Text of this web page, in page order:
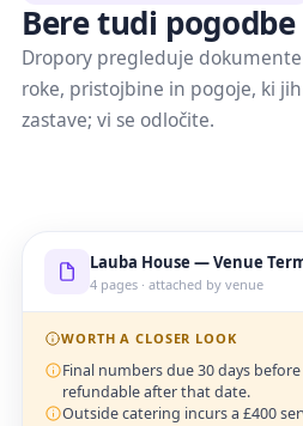
Bere tudi
Dropory pregleduje
roke, pristojbine in pogoje, ki
zastave; vi se odločite.
Lauba House — Venue
4 pages · attached by venue
WORTH A CLOSER LOOK
Final numbers due 30 days
refundable after that date.
Outside catering incurs a £400